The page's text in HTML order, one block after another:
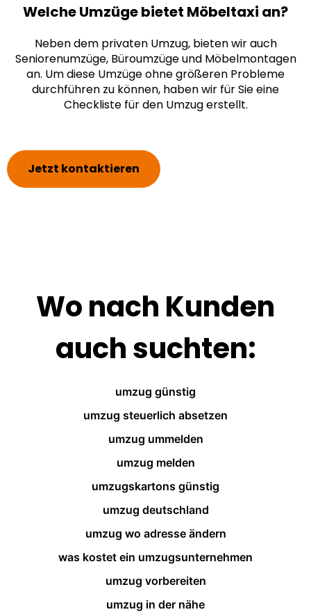
Welche Umzüge bietet Möbeltaxi an?
Neben dem privaten Umzug, bieten wir auch
Seniorenumzüge, Büroumzüge und Möbelmontagen
an. Um diese Umzüge ohne größeren Probleme
durchführen zu können, haben wir für Sie eine
Checklistefür den Umzug erstellt.
Jetzt kontaktieren
Wo nach Kunden
auch suchten:
umzug günstig
umzug steuerlich absetzen
umzug ummelden
umzug melden
umzugskartons günstig
umzug deutschland
umzug wo adresse ändern
was kostet ein umzugsunternehmen
umzug vorbereiten
umzug in der nähe